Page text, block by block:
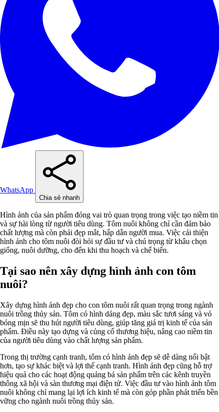
WhatsApp
Chia sẻ nhanh
Hình ảnh của sản phẩm đóng vai trò quan trọng trong việc tạo niềm tin
và sự hài lòng từ người tiêu dùng. Tôm nuôi không chỉ cần đảm bảo
chất lượng mà còn phải đẹp mắt, hấp dẫn người mua. Việc cải thiện
hình ảnh cho tôm nuôi đòi hỏi sự đầu tư và chú trọng từ khâu chọn
giống, nuôi dưỡng, cho đến khi thu hoạch và chế biến.
Tại sao nên xây dựng hình ảnh con tôm
nuôi?
Xây dựng hình ảnh đẹp cho con tôm nuôi rất quan trọng trong ngành
nuôi trồng thủy sản. Tôm có hình dáng đẹp, màu sắc tươi sáng và vỏ
bóng mịn sẽ thu hút người tiêu dùng, giúp tăng giá trị kinh tế của sản
phẩm. Điều này tạo dựng và củng cố thương hiệu, nâng cao niềm tin
của người tiêu dùng vào chất lượng sản phẩm.
Trong thị trường cạnh tranh, tôm có hình ảnh đẹp sẽ dễ dàng nổi bật
hơn, tạo sự khác biệt và lợi thế cạnh tranh. Hình ảnh đẹp cũng hỗ trợ
hiệu quả cho các hoạt động quảng bá sản phẩm trên các kênh truyền
thông xã hội và sàn thương mại điện tử. Việc đầu tư vào hình ảnh tôm
nuôi không chỉ mang lại lợi ích kinh tế mà còn góp phần phát triển bền
vững cho ngành nuôi trồng thủy sản.